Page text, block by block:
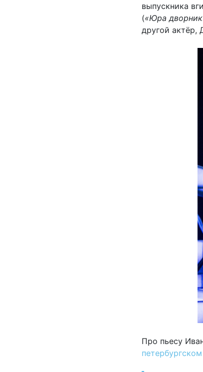
выпускника
(«Юра
другой актёр,
Про пьесу